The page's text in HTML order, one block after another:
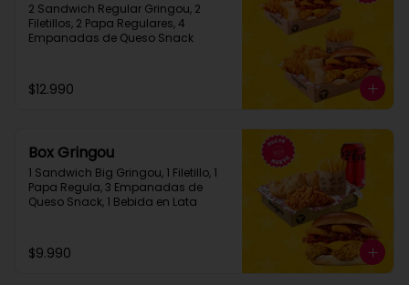
2 Sandwich Regular Gringou, 2
Filetillos, 2 Papa Regulares, 4
Empanadas de Queso Snack
$12.990
Box Gringou
1 Sandwich Big Gringou, 1 Filetillo, 1
Papa Regula, 3 Empanadas de
Queso Snack, 1 Bebida en Lata
$9.990